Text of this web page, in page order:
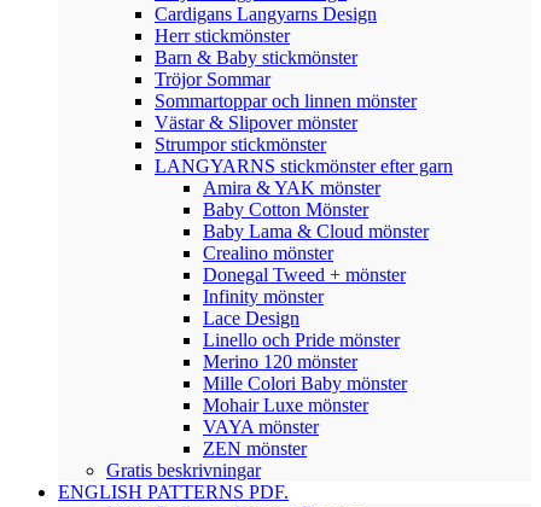
Cardigans Langyarns Design
Herr stickmönster
Barn & Baby stickmönster
Tröjor Sommar
Sommartoppar och linnen mönster
Västar & Slipover mönster
Strumpor stickmönster
LANGYARNS stickmönster efter garn
Amira & YAK mönster
Baby Cotton Mönster
Baby Lama & Cloud mönster
Crealino mönster
Donegal Tweed + mönster
Infinity mönster
Lace Design
Linello och Pride mönster
Merino 120 mönster
Mille Colori Baby mönster
Mohair Luxe mönster
VAYA mönster
ZEN mönster
Gratis beskrivningar
ENGLISH PATTERNS PDF.